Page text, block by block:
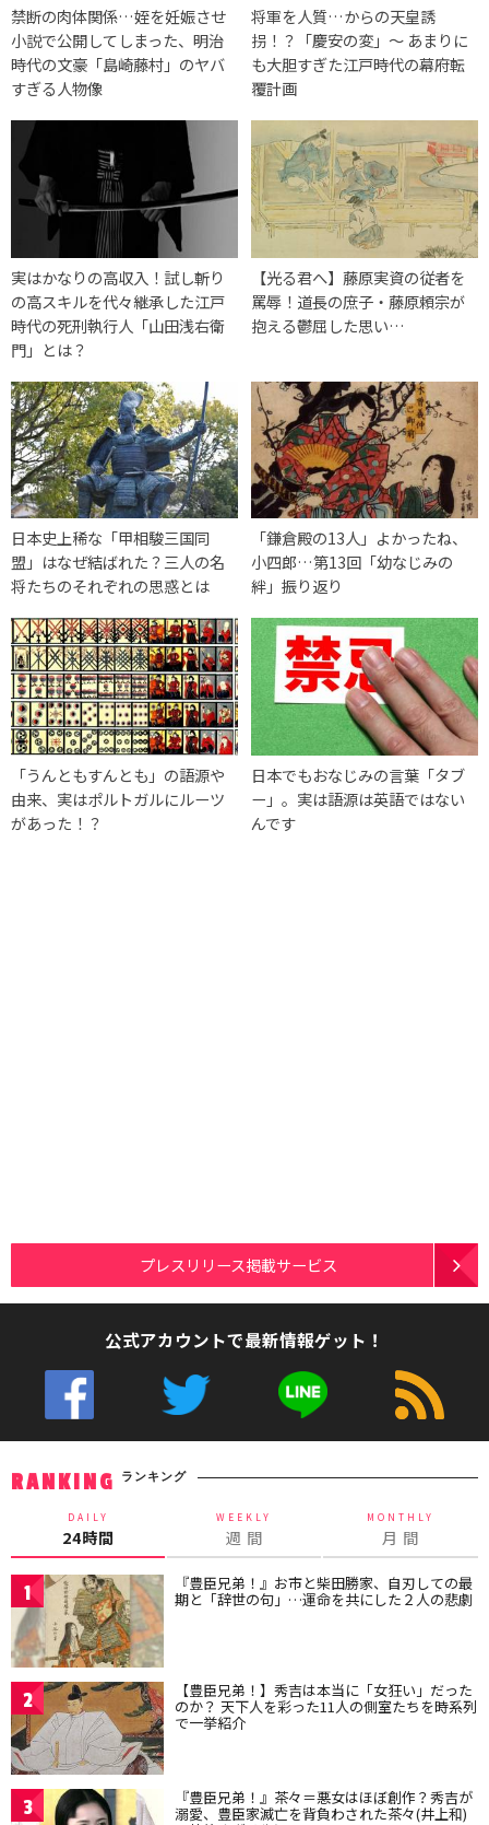
禁断の肉体関係…姪を妊娠させ
小説で公開してしまった、明治
時代の文豪「島崎藤村」のヤバ
すぎる人物像
将軍を人質…からの天皇誘
拐！？「慶安の変」〜 あまりに
も大胆すぎた江戸時代の幕府転
覆計画
実はかなりの高収入！試し斬り
の高スキルを代々継承した江戸
時代の死刑執行人「山田浅右衛
門」とは？
【光る君へ】藤原実資の従者を
罵辱！道長の庶子・藤原頼宗が
抱える鬱屈した思い…
日本史上稀な「甲相駿三国同
盟」はなぜ結ばれた？三人の名
将たちのそれぞれの思惑とは
「鎌倉殿の13人」よかったね、
小四郎…第13回「幼なじみの
絆」振り返り
「うんともすんとも」の語源や
由来、実はポルトガルにルーツ
があった！？
日本でもおなじみの言葉「タブ
ー」。実は語源は英語ではない
んです
プレスリリース掲載サービス
公式アカウントで最新情報ゲット！
RANKING ランキング
DAILY
24時間
WEEKLY
週 間
MONTHLY
月 間
1 『豊臣兄弟！』お市と柴田勝家、自刃しての最
期と「辞世の句」…運命を共にした２人の悲劇
2 【豊臣兄弟！】秀吉は本当に「女狂い」だった
のか？ 天下人を彩った11人の側室たちを時系列
で一挙紹介
3 『豊臣兄弟！』茶々＝悪女はほぼ創作？秀吉が
溺愛、豊臣家滅亡を背負わされた茶々(井上和)